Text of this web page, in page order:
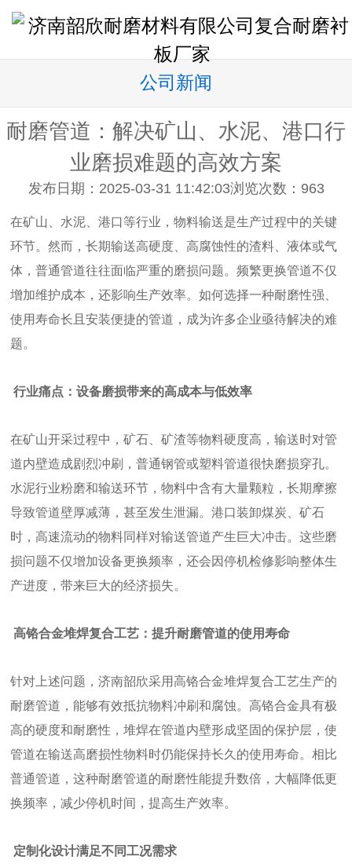
公司新闻
耐磨管道：解决矿山、水泥、港口行
业磨损难题的高效方案
发布日期：2025-03-31 11:42:03浏览次数： 963
在矿山、水泥、港口等行业，物料输送是生产过程中的关键
环节。然而，长期输送高硬度、高腐蚀性的渣料、液体或气
体，普通管道往往面临严重的磨损问题。频繁更换管道不仅
增加维护成本，还影响生产效率。如何选择一种耐磨性强、
使用寿命长且安装便捷的管道，成为许多企业亟待解决的难
题。
行业痛点：设备磨损带来的高成本与低效率
在矿山开采过程中，矿石、矿渣等物料硬度高，输送时对管
道内壁造成剧烈冲刷，普通钢管或塑料管道很快磨损穿孔。
水泥行业粉磨和输送环节，物料中含有大量颗粒，长期摩擦
导致管道壁厚减薄，甚至发生泄漏。港口装卸煤炭、矿石
时，高速流动的物料同样对输送管道产生巨大冲击。这些磨
损问题不仅增加设备更换频率，还会因停机检修影响整体生
产进度，带来巨大的经济损失。
高铬合金堆焊复合工艺：提升耐磨管道的使用寿命
针对上述问题，济南韶欣采用高铬合金堆焊复合工艺生产的
耐磨管道，能够有效抵抗物料冲刷和腐蚀。高铬合金具有极
高的硬度和耐磨性，堆焊在管道内壁形成坚固的保护层，使
管道在输送高磨损性物料时仍能保持长久的使用寿命。相比
普通管道，这种耐磨管道的耐磨性能提升数倍，大幅降低更
换频率，减少停机时间，提高生产效率。
定制化设计满足不同工况需求